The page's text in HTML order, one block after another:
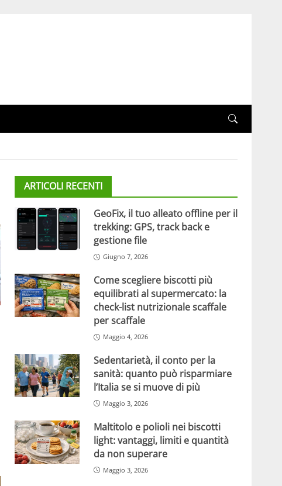
ARTICOLI RECENTI
GeoFix, il tuo alleato offline per il
trekking: GPS, track back e
gestione file
Giugno 7, 2026
Come scegliere biscotti più
equilibrati al supermercato: la
check-list nutrizionale scaffale
per scaffale
Maggio 4, 2026
Sedentarietà, il conto per la
sanità: quanto può risparmiare
l’Italia se si muove di più
Maggio 3, 2026
Maltitolo e polioli nei biscotti
light: vantaggi, limiti e quantità
da non superare
Maggio 3, 2026